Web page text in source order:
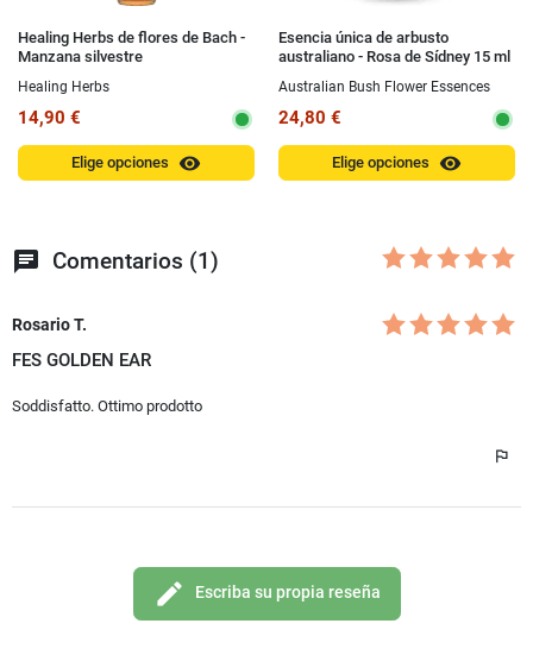
Healing Herbs de flores de Bach -
Manzana silvestre
Healing Herbs
14,90 €
Elige opciones visibility
Esencia única de arbusto
australiano - Rosa de Sídney 15 ml
Australian Bush Flower Essences
24,80 €
Elige opciones visibility
chat Comentarios (1)
Rosario T.
FES GOLDEN EAR
Soddisfatto. Ottimo prodotto
edit Escriba su propia reseña